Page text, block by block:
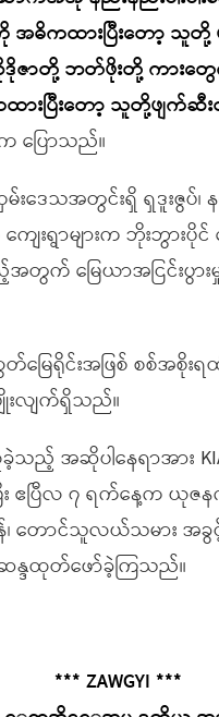
ကထားပြီးတော့ သူတို့
ဇာတို့ ဘတ်ဖိုးတို့ ကား
ားပြီးတော့ သူတို့ဖျက်ဆီ
ပြောသည်။
ဒေသအတွင်းရှိ ရှဒူးဇွပ်၊
ာ ကျေးရွာများက ဘိုးဘွ
က် မြေယာအငြင်းပွား
ြေရိုင်းအဖြစ် စစ်အစိုး
ျိုးလျက်ရှိသည်။
ည့် အဆိုပါနေရာအား
ဧပြီလ ၇ ရက်နေ့က ယုဇ
၊ တောင်သူလယ်သမား အခွ
န္ဒထုတ်ဖော်ခဲ့ကြသည်။
*** ZAWGYI ***